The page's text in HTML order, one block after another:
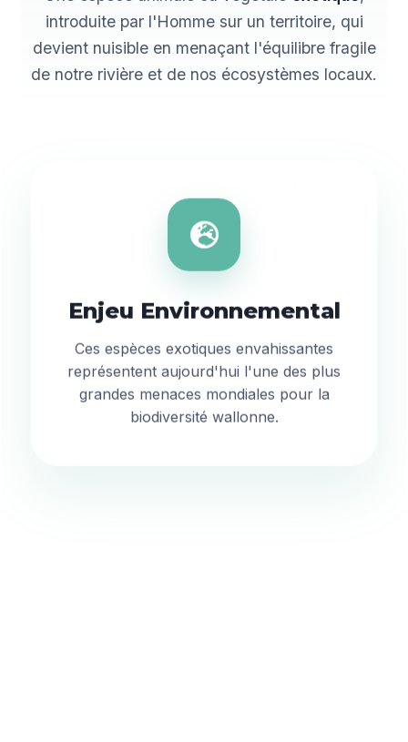
introduite par l'Homme sur un territoire, qui
devient nuisible en menaçant l'équilibre fragile
de notre rivière et de nos écosystèmes locaux.
Enjeu Environnemental
Ces espèces exotiques envahissantes
représentent aujourd'hui l'une des plus
grandes menaces mondiales pour la
biodiversité wallonne.